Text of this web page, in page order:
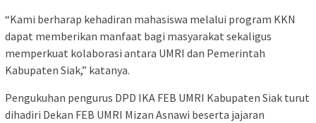
“Kami berharap kehadiran mahasiswa melalui program KKN
dapat memberikan manfaat bagi masyarakat sekaligus
memperkuat kolaborasi antara UMRI dan Pemerintah
Kabupaten Siak,” katanya.
Pengukuhan pengurus DPD IKA FEB UMRI Kabupaten Siak turut
dihadiri Dekan FEB UMRI Mizan Asnawi beserta jajaran